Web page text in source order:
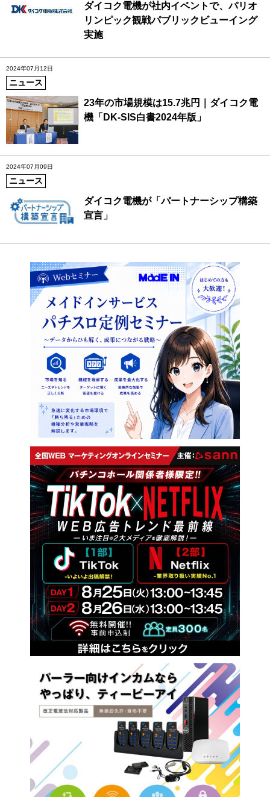
ダイコク電機が社内イベントで、パリオ
リンピック観戦パブリックビューイング
実施
2024年07月12日
ニュース
23年の市場規模は15.7兆円｜ダイコク電
機「DK-SIS白書2024年版」
2024年07月09日
ニュース
ダイコク電機が「パートナーシップ構築
宣言」